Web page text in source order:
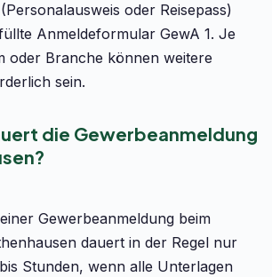
oder Reisepass)
Anmeldeformular GewA 1. Je
oder Branche können weitere
sein.
die Gewerbeanmeldung
Gewerbeanmeldung beim
dauert in der Regel nur
Stunden, wenn alle Unterlagen